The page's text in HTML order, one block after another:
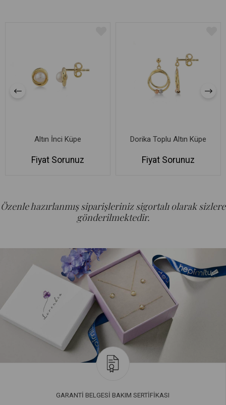
Altın İnci Küpe
Fiyat Sorunuz
Dorika Toplu Altın Küpe
Fiyat Sorunuz
Özenle hazırlanmış siparişleriniz sigortalı olarak sizlere
gönderilmektedir.
GARANTİ BELGESİ BAKIM SERTİFİKASI